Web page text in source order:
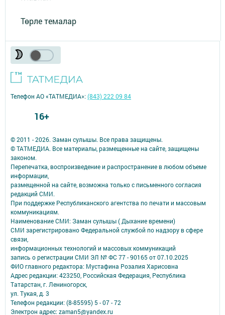
Төрле темалар
© 2011 - 2026. Заман сулышы. Все права защищены.
© ТАТМЕДИА. Все материалы, размещенные на сайте, защищены
законом.
Перепечатка, воспроизведение и распространение в любом объеме
информации,
размещенной на сайте, возможна только с письменного согласия
редакций СМИ.
При поддержке Республиканского агентства по печати и массовым
коммуникациям.
Наименование СМИ: Заман сулышы ( Дыхание времени)
СМИ зарегистрировано Федеральной службой по надзору в сфере
связи,
информационных технологий и массовых коммуникаций
запись о регистрации СМИ ЭЛ № ФС 77 - 90165 от 07.10.2025
ФИО главного редактора: Мустафина Розалия Харисовна
Адрес редакции: 423250, Российская Федерация, Республика
Татарстан, г. Лениногорск,
ул. Тукая, д. 3
Телефон редакции: (8-85595) 5 - 07 - 72
Электрон адрес: zaman5@yandex.ru
Телефон АО «ТАТМЕДИА»:(843) 222 09 84
16+